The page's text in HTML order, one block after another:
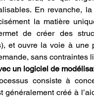
En revanche,
la matière
de créer des
et ouvre la voie à une
sans contraintes
un logiciel de
consiste à
généralement créé à